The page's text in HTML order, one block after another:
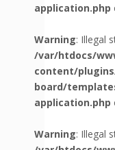
application.php
Warning: Illegal
/var/htdocs/
content/
board/
application.php
Warning: Illegal